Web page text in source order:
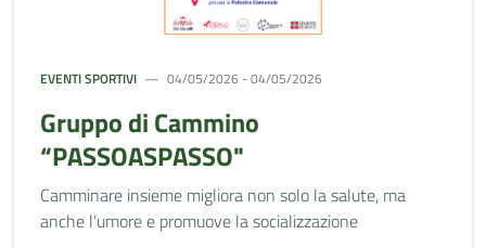
EVENTI SPORTIVI 04/05/2026 - 04/05/2026
Gruppo di Cammino
“PASSOASPASSO"
Camminare insieme migliora non solo la salute, ma
anche l’umore e promuove la socializzazione